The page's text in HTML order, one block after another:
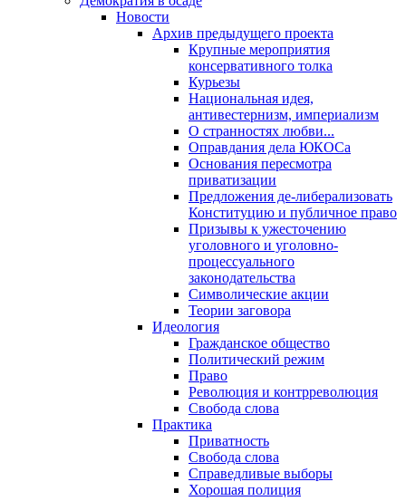
Новости
Архив предыдущего проекта
Крупные мероприятия
консервативного толка
Курьезы
Национальная идея,
антивестернизм, империализм
О странностях любви...
Оправдания дела ЮКОСа
Основания пересмотра
приватизации
Предложения де-либерализовать
Конституцию и публичное право
Призывы к ужесточению
уголовного и уголовно-
процессуального
законодательства
Символические акции
Теории заговора
Идеология
Гражданское общество
Политический режим
Право
Революция и контрреволюция
Свобода слова
Практика
Приватность
Свобода слова
Справедливые выборы
Хорошая полиция